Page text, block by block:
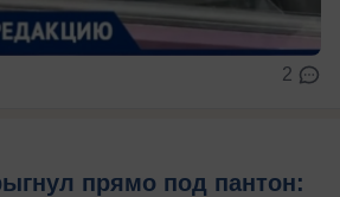
2
прямо под пантон: